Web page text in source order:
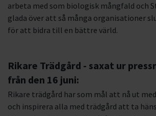
arbeta med som biologisk mångfald och
glada över att så många organisationer
för att bidra till en bättre värld.
Rikare Trädgård - saxat ur
från den 16 juni:
Rikare trädgård har som mål att nå ut
och inspirera alla med trädgård att ta